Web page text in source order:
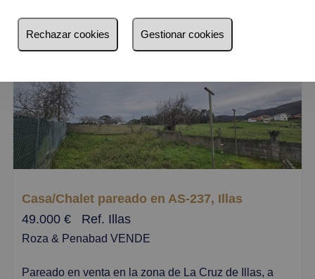
Menos reciente
Caros
Pequeños
Grandes
Casa/Chalet pareado en AS-237, Illas
49.000 €
Ref. Illas
Roza & Penabad VENDE
Pareado en venta en la zona de La Cruz de Illas, a
Rechazar cookies Gestionar cookies